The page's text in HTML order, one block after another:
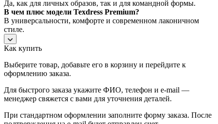
Да, как для личных образов, так и для командной формы.
В чем плюс модели Texdress Premium?
В универсальности, комфорте и современном лаконичном
стиле.
Как купить
Выберите товар, добавьте его в корзину и перейдите к
оформлению заказа.
Для быстрого заказа укажите ФИО, телефон и e-mail —
менеджер свяжется с вами для уточнения деталей.
При стандартном оформлении заполните форму заказа. После